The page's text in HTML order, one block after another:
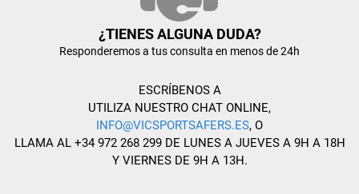
¿TIENES ALGUNA DUDA?
Responderemos a tus consulta en menos de 24h
ESCRÍBENOS A
UTILIZA NUESTRO CHAT ONLINE,
INFO@VICSPORTSAFERS.ES, O
LLAMA AL +34 972 268 299 DE LUNES A JUEVES A 9H A 18H
Y VIERNES DE 9H A 13H.